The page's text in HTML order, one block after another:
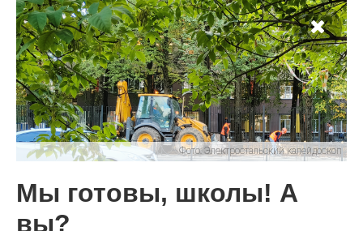
Чувство Родины — одно на
всех
28.07.2026
Фото:Электростальский калейдоскоп
Мы готовы, школы! А
вы?